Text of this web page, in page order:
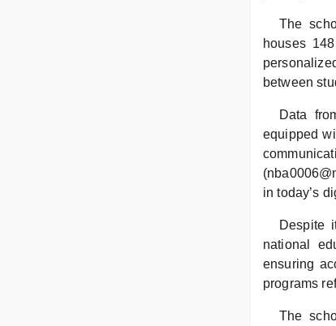
The
houses
between
Data
equipped
in today’s
Despite
national
ensuring
programs
The